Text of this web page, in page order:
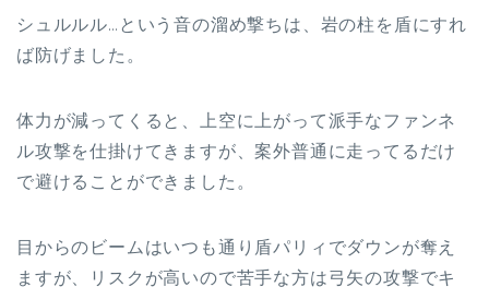
シュルルル…という音の溜め撃ちは、岩の柱を盾にすれ
ば防げました。
体力が減ってくると、上空に上がって派手なファンネ
ル攻撃を仕掛けてきますが、案外普通に走ってるだけ
で避けることができました。
目からのビームはいつも通り盾パリィでダウンが奪え
ますが、リスクが高いので苦手な方は弓矢の攻撃でキ